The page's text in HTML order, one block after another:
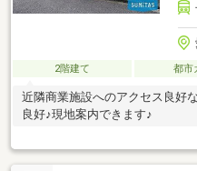
2階建て 都市
近隣商業施設へのアクセス良好
良好♪現地案内できます♪